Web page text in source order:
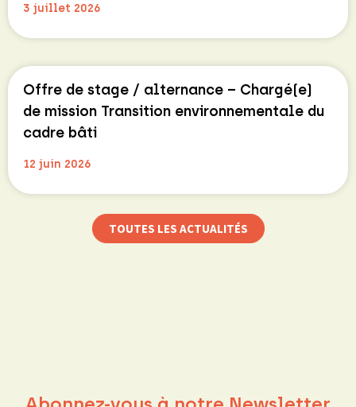
3 juillet 2026
Offre de stage / alternance – Chargé(e)
de mission Transition environnementale du
cadre bâti
12 juin 2026
TOUTES LES ACTUALITÉS